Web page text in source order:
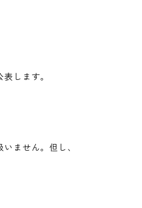
します。
ません。但し、